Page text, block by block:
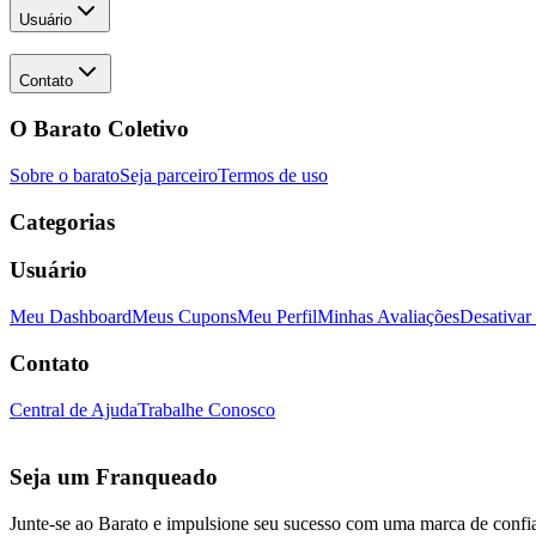
Usuário
Contato
O Barato Coletivo
Sobre o baratoSeja parceiroTermos de uso
Categorias
Usuário
Meu DashboardMeus CuponsMeu PerfilMinhas AvaliaçõesDesativar
Contato
Central de AjudaTrabalhe Conosco
Seja um Franqueado
Junte-se ao Barato e impulsione seu sucesso com uma marca de